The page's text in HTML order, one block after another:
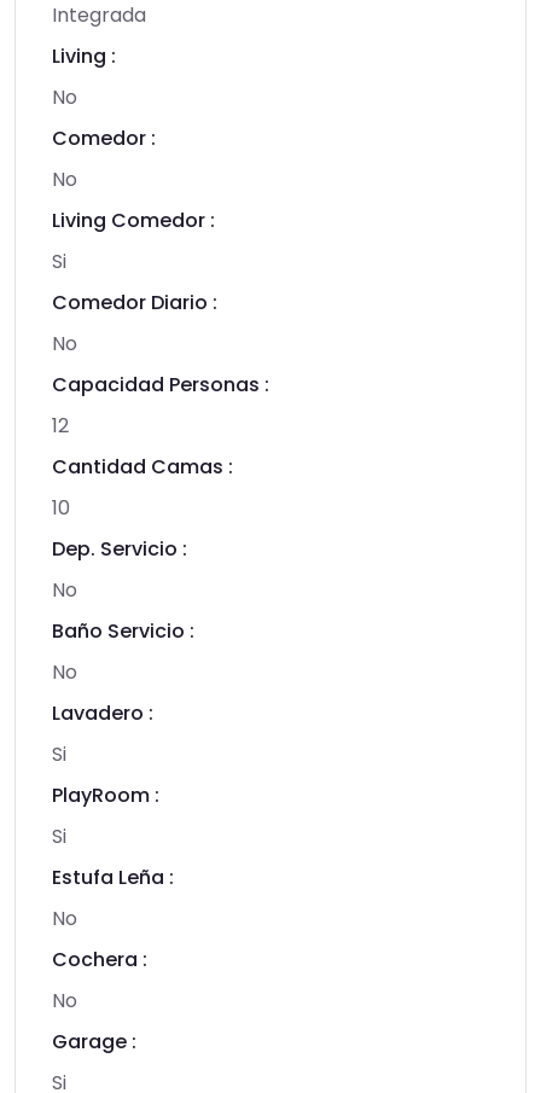
Integrada
Living :
No
Comedor :
No
Living Comedor :
Si
Comedor Diario :
No
Capacidad Personas :
12
Cantidad Camas :
10
Dep. Servicio :
No
Baño Servicio :
No
Lavadero :
Si
PlayRoom :
Si
Estufa Leña :
No
Cochera :
No
Garage :
Si